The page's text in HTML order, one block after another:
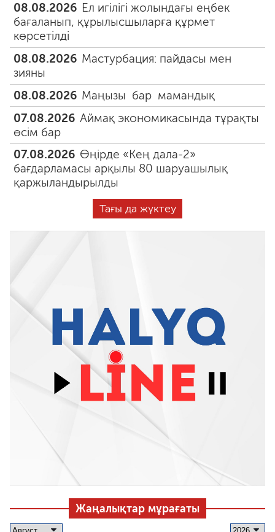
08.08.2026 Ел игілігі жолындағы еңбек
бағаланып, құрылысшыларға құрмет
көрсетілді
08.08.2026 Мастурбация: пайдасы мен
зияны
08.08.2026 Маңызы бар мамандық
07.08.2026 Аймақ экономикасында тұрақты
өсім бар
07.08.2026 Өңірде «Кең дала-2»
бағдарламасы арқылы 80 шаруашылық
қаржыландырылды
Тағы да жүктеу
Жаңалықтар мұрағаты